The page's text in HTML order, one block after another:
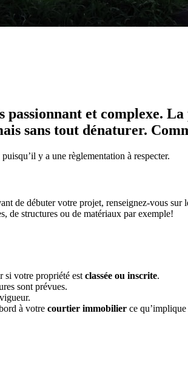
et complexe.
sans tout dénaturer.
y a une règlementation à respecter.
de débuter votre projet, renseignez-vous
de structures ou de matériaux par exemple!
si votre propriété est classée ou inscrite.
sont prévues.
à votre courtier immobilier ce